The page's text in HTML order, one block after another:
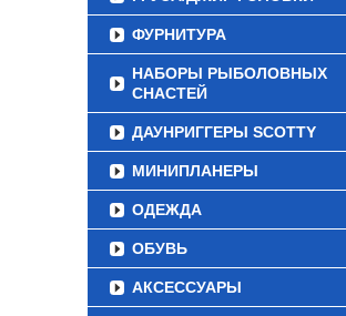
ФУРНИТУРА
НАБОРЫ РЫБОЛОВНЫХ
СНАСТЕЙ
ДАУНРИГГЕРЫ SCOTTY
МИНИПЛАНЕРЫ
ОДЕЖДА
ОБУВЬ
АКСЕССУАРЫ